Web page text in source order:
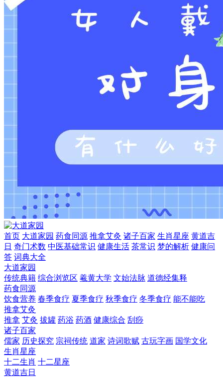
首页 大道家园 药食同源 推拿艾灸 诸子百家 生肖星座 黄道吉
日 奇门术数 中医基础常识 健康生活 茶常识 梦的解析 健康问
答 词典大全
大道家园
传统典籍 综合浏览区 羲黄大学 文始法脉 道德经集释
药食同源
饮食营养 春季食疗 夏季食疗 秋季食疗 冬季食疗 能不能吃
推拿艾灸
推拿 艾灸 拔罐 药浴 药酒 健康综合 刮痧
诸子百家
儒家 历史探究 宗祠传统 道家 诗词歌赋 古玩字画 国学文化
生肖星座
十二生肖 十二星座
黄道吉日